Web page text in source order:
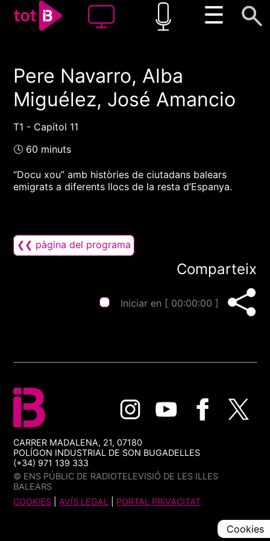
☰
00:00 00:00
1x
Pere Navarro, Alba
Miguélez, José Amancio
T1 - Capítol 11
🕓 60 minuts
“Docu xou” amb històries de ciutadans balears
emigrats a diferents llocs de la resta d’Espanya.
❮❮ pàgina del programa
Comparteix
Iniciar en [ 00:00:00 ]
CARRER MADALENA, 21, 07180
POLÍGON INDUSTRIAL DE SON BUGADELLES
(+34) 971 139 333
© ENS PÚBLIC DE RADIOTELEVISIÓ DE LES ILLES
BALEARS
COOKIES |AVÍS LEGAL PORTAL PRIVACITAT
Cookies